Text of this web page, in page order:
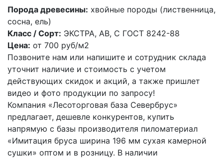
Порода древесины: хвойные породы (лиственница,
сосна, ель)
Класс / Сорт: ЭКСТРА, АВ, С ГОСТ 8242-88
Цена: от 700 руб/м2
Позвоните нам или напишите и сотрудник склада
уточнит наличие и стоимость с учетом
действующих скидок и акций, а также пришлет
видео и фото продукции по запросу!
Компания «Лесоторговая база Севербрус»
предлагает, дешевле конкурентов, купить
напрямую с базы производителя пиломатериал
«Имитация бруса ширина 196 мм сухая камерной
сушки» оптом и в розницу. В наличии